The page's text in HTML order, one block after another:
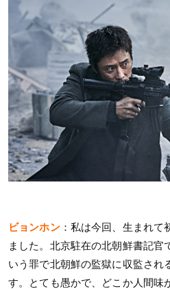
ビョンホン：私は今回、生まれて
ました。北京駐在の北朝鮮書記官
いう罪で北朝鮮の監獄に収監され
す。とても愚かで、どこか人間味